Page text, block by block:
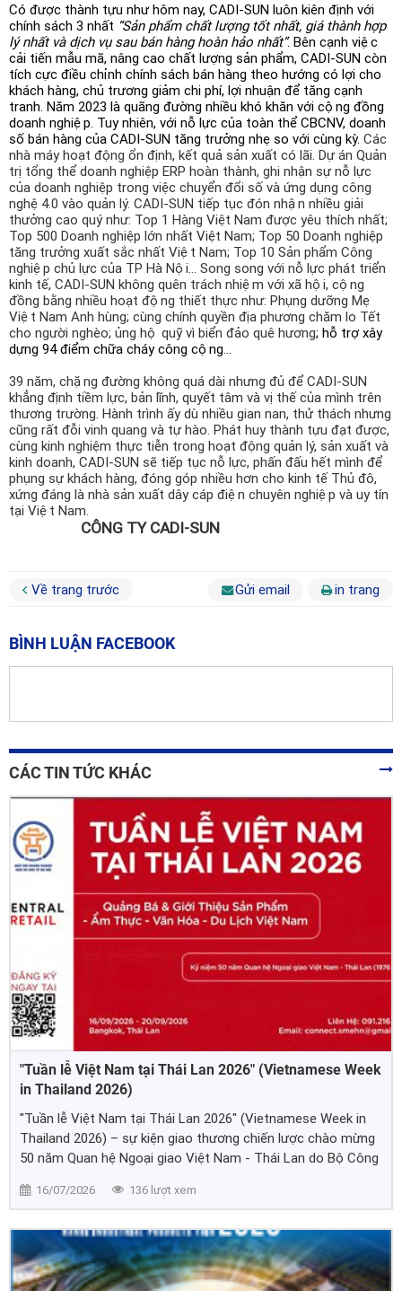
Có được thành tựu như hôm nay, CADI-SUN luôn kiên định với
chính sách 3 nhất “Sản phẩm chất lượng tốt nhất, giá thành hợp
lý nhất và dịch vụ sau bán hàng hoàn hảo nhất”. Bên cạnh việc
cải tiến mẫu mã, nâng cao chất lượng sản phẩm, CADI-SUN còn
tích cực điều chỉnh chính sách bán hàng theo hướng có lợi cho
khách hàng, chủ trương giảm chi phí, lợi nhuận để tăng cạnh
tranh. Năm 2023 là quãng đường nhiều khó khăn với cộng đồng
doanh nghiệp. Tuy nhiên, với nỗ lực của toàn thể CBCNV, doanh
số bán hàng của CADI-SUN tăng trưởng nhẹ so với cùng kỳ. Các
nhà máy hoạt động ổn định, kết quả sản xuất có lãi. Dự án Quản
trị tổng thể doanh nghiệp ERP hoàn thành, ghi nhận sự nỗ lực
của doanh nghiệp trong việc chuyển đổi số và ứng dụng công
nghệ 4.0 vào quản lý. CADI-SUN tiếp tục đón nhận nhiều giải
thưởng cao quý như: Top 1 Hàng Việt Nam được yêu thích nhất;
Top 500 Doanh nghiệp lớn nhất Việt Nam; Top 50 Doanh nghiệp
tăng trưởng xuất sắc nhất Việt Nam; Top 10 Sản phẩm Công
nghiệp chủ lực của TP Hà Nội... Song song với nỗ lực phát triển
kinh tế, CADI-SUN không quên trách nhiệm với xã hội, cộng
đồng bằng nhiều hoạt động thiết thực như: Phụng dưỡng Mẹ
Việt Nam Anh hùng; cùng chính quyền địa phương chăm lo Tết
cho người nghèo; ủng hộ quỹ vì biển đảo quê hương; hỗ trợ xây
dựng 94 điểm chữa cháy công cộng…
39 năm, chặng đường không quá dài nhưng đủ để CADI-SUN
khẳng định tiềm lực, bản lĩnh, quyết tâm và vị thế của mình trên
thương trường. Hành trình ấy dù nhiều gian nan, thử thách nhưng
cũng rất đỗi vinh quang và tự hào. Phát huy thành tựu đạt được,
cùng kinh nghiệm thực tiễn trong hoạt động quản lý, sản xuất và
kinh doanh, CADI-SUN sẽ tiếp tục nỗ lực, phấn đấu hết mình để
phụng sự khách hàng, đóng góp nhiều hơn cho kinh tế Thủ đô,
xứng đáng là nhà sản xuất dây cáp điện chuyên nghiệp và uy tín
tại Việt Nam.
CÔNG TY CADI-SUN
Về trang trước Gửi email in trang
BÌNH LUẬN FACEBOOK
CÁC TIN TỨC KHÁC
"Tuần lễ Việt Nam tại Thái Lan 2026" (Vietnamese Week
in Thailand 2026)
"Tuần lễ Việt Nam tại Thái Lan 2026" (Vietnamese Week in
Thailand 2026) – sự kiện giao thương chiến lược chào mừng
50 năm Quan hệ Ngoại giao Việt Nam - Thái Lan do Bộ Công
Giang, Lào Cai cùng Central Retail tổ chức.
16/07/2026 136 lượt xem